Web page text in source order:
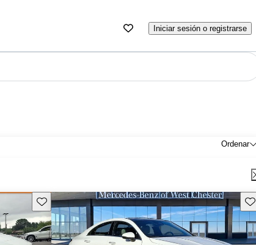
Iniciar sesión o registrarse
Ordenar
Guarda este Aviso